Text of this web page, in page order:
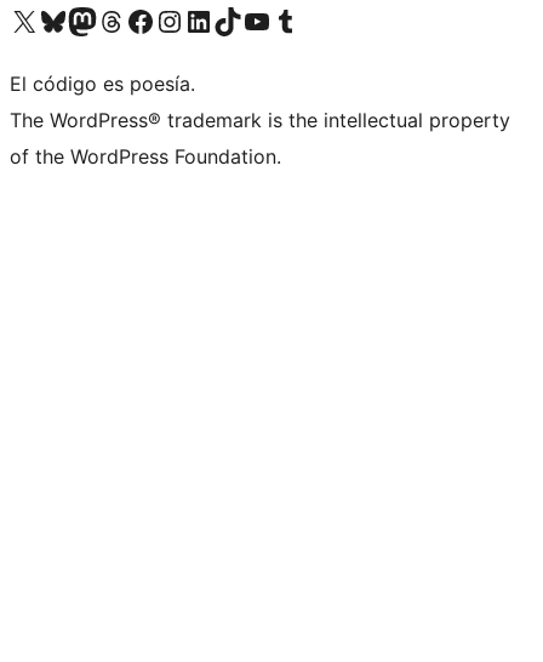
Visit our X (formerly Twitter) account
Visit our Bluesky account
Visita nuestra cuenta de Twitter
Visit our Threads account
Visita nuestra página de Facebook
Visite nuestra cuenta de Instagram
Visit our LinkedIn account
Visit our TikTok account
Visit our YouTube channel
Visit our Tumblr account
El código es poesía.
The WordPress® trademark is the intellectual property
of the WordPress Foundation.